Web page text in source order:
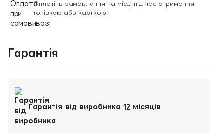
Оплатіть замовлення на місці під час отримання
готівкою або карткою.
Гарантія
Гарантія від виробника 12 місяців